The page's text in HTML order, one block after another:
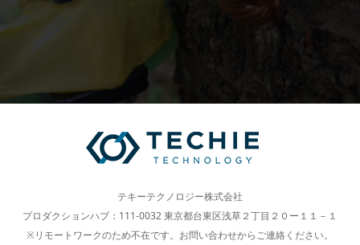
テキーテクノロジー株式会社
プロダクションハブ：111-0032 東京都台東区浅草２丁目２０ー１１－１
※リモートワークのため不在です。お問い合わせからご連絡ください。